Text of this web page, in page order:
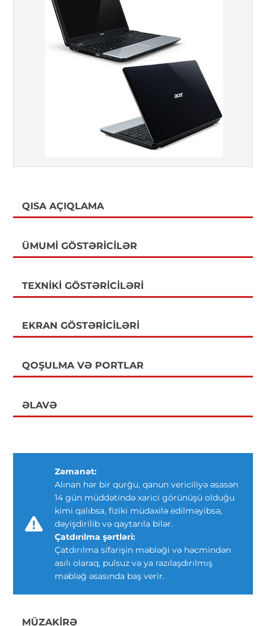
QISA AÇIQLAMA
ÜMUMI GÖSTƏRICILƏR
TEXNIKI GÖSTƏRICILƏRI
EKRAN GÖSTƏRICILƏRI
QOŞULMA VƏ PORTLAR
ƏLAVƏ
Zəmanət:
Alınan hər bir qurğu, qanun vericiliyə əsasən
14 gün müddətində xarici görünüşü olduğu
kimi qalıbsa, fiziki müdaxilə edilməyibsə,
dəyişdirilib və qaytarıla bilər.
Çatdırılma şərtləri:
Çatdırılma sifarişin məbləği və həcmindən
asılı olaraq, pulsuz və ya razılaşdırılmış
məbləğ əsasında baş verir.
MÜZAKIRƏ